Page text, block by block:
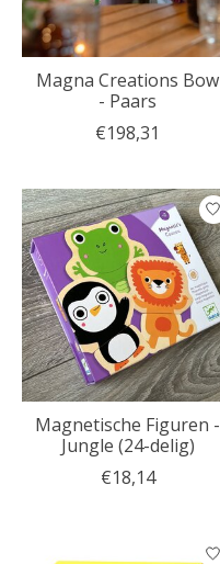
Magna Creations Bow
- Paars
€198,31
Magnetische Figuren -
Jungle (24-delig)
€18,14